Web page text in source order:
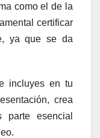
como el de la
certificar
ya que se da
incluyes en tu
crea
parte esencial